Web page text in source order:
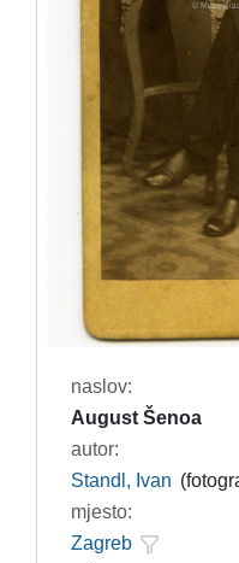
naslov:
August Šenoa
autor:
Standl, Ivan
mjesto:
Zagreb